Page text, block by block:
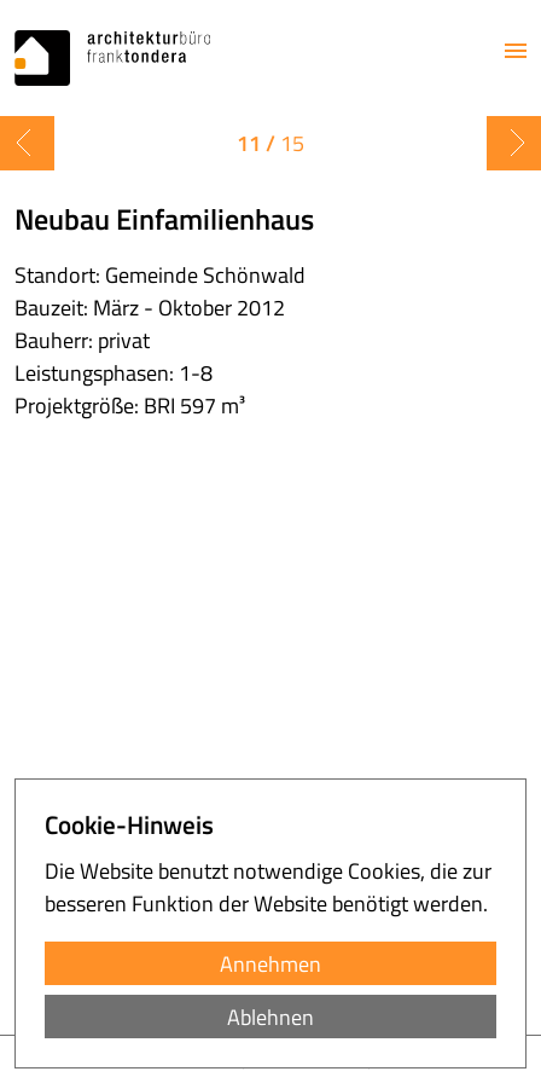
11 / 15
Neubau Einfamilienhaus
Standort: Gemeinde Schönwald
Bauzeit: März - Oktober 2012
Bauherr: privat
Leistungsphasen: 1-8
Projektgröße: BRI 597 m³
Cookie-Hinweis
Die Website benutzt notwendige Cookies, die zur
besseren Funktion der Website benötigt werden.
Ablehnen
Annehmen